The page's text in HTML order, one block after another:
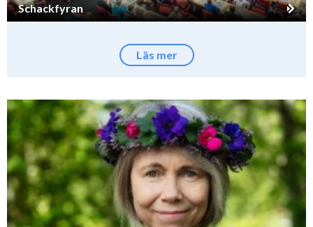
Schackfyran
Läs mer